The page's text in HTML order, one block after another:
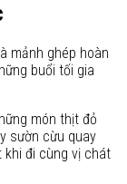
mảnh ghép hoàn
buổi tối gia
món thịt đỏ
sườn cừu quay
khi đi cùng vị chát